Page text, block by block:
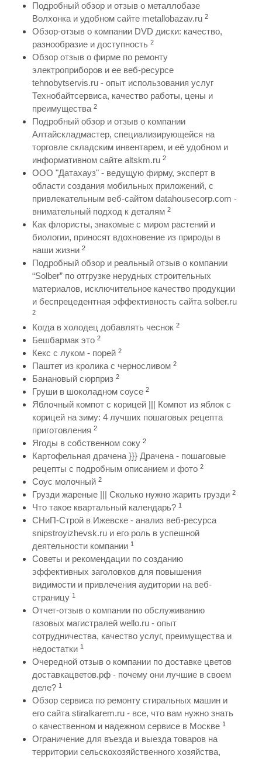
Подробный обзор и отзыв о металлобазе
Волхонка и удобном сайте metallobazav.ru 2
Обзор-отзыв о компании DVD диски: качество,
разнообразие и доступность 2
Обзор отзыв о фирме по ремонту
электроприборов и ее веб-ресурсе
tehnobytservis.ru - опыт использования услуг
Технобайтсервиса, качество работы, цены и
преимущества 2
Подробный обзор и отзыв о компании
Алтайскладмастер, специализирующейся на
торговле складским инвентарем, и её удобном и
информативном сайте altskm.ru 2
ООО "Датахауз" - ведущую фирму, эксперт в
области создания мобильных приложений, с
привлекательным веб-сайтом datahousecorp.com -
внимательный подход к деталям 2
Как флористы, знакомые с миром растений и
биологии, приносят вдохновение из природы в
наши жизни 2
Подробный обзор и реальный отзыв о компании
“Solber” по отгрузке нерудных строительных
материалов, исключительное качество продукции
и беспрецедентная эффективность сайта solber.ru
2
Когда в холодец добавлять чеснок 2
Бешбармак это 2
Кекс с луком - порей 2
Паштет из кролика с черносливом 2
Банановый сюрприз 2
Груши в шоколадном соусе 2
Яблочный компот с корицей ||| Компот из яблок с
корицей на зиму: 4 лучших пошаговых рецепта
приготовления 2
Ягоды в собственном соку 2
Картофельная драчена }}} Драчена - пошаговые
рецепты с подробным описанием и фото 2
Соус молочный 2
Грузди жареные ||| Сколько нужно жарить грузди 2
Что такое квартальный календарь? 1
СНиП-Строй в Ижевске - анализ веб-ресурса
snipstroyizhevsk.ru и его роль в успешной
деятельности компании 1
Советы и рекомендации по созданию
эффективных заголовков для повышения
видимости и привлечения аудитории на веб-
страницу 1
Отчет-отзыв о компании по обслуживанию
газовых магистралей wello.ru - опыт
сотрудничества, качество услуг, преимущества и
недостатки 1
Очередной отзыв о компании по доставке цветов
доставкацветов.рф - почему они лучшие в своем
деле? 1
Обзор сервиса по ремонту стиральных машин и
его сайта stiralkarem.ru - все, что вам нужно знать
о качественном и надежном сервисе в Москве 1
Ограничение для въезда и выезда товаров на
территории сельскохозяйственного хозяйства,